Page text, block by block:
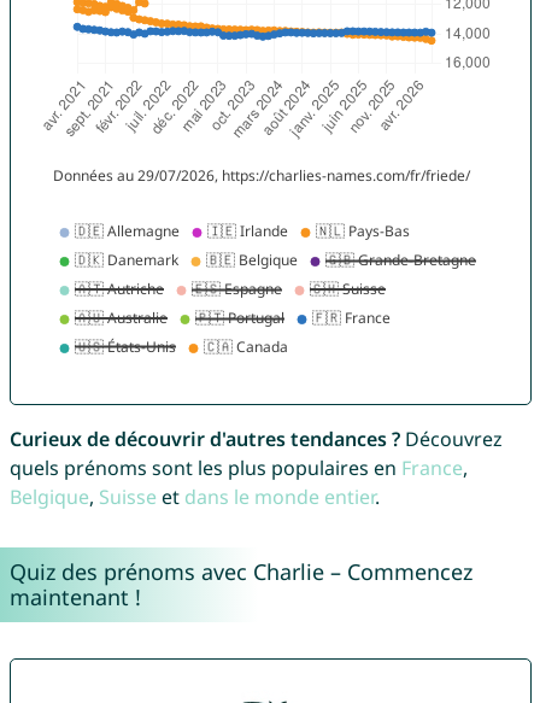
Curieux de découvrir d'autres tendances ?Découvrez
quels prénoms sont les plus populaires en France,
Belgique, Suisse et dans le monde entier.
Quiz des prénoms avec Charlie – Commencez
maintenant !